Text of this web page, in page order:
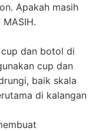
Apakah masih
dan botol di
cup dan
baik skala
di kalangan